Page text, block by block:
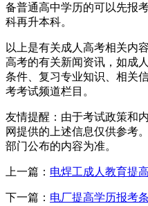
备普通高中学历的可以先报
科再升本科。
以上是有关成人高考相关内
高考的有关新闻资讯，如成
条件、复习专业知识、相关
考考试频道栏目。
友情提醒：由于考试政策和
网提供的上述信息仅供参考
部门公布的内容为准。
上一篇： 电焊工成人教育提
下一篇： 电厂提高学历报考